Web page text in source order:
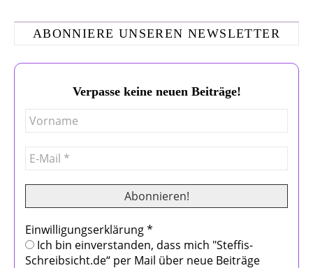
ABONNIERE UNSEREN NEWSLETTER
Verpasse keine neuen Beiträge!
Einwilligungserklärung*
Ich bin einverstanden, dass mich "Steffis-
Schreibsicht.de“ per Mail über neue Beiträge